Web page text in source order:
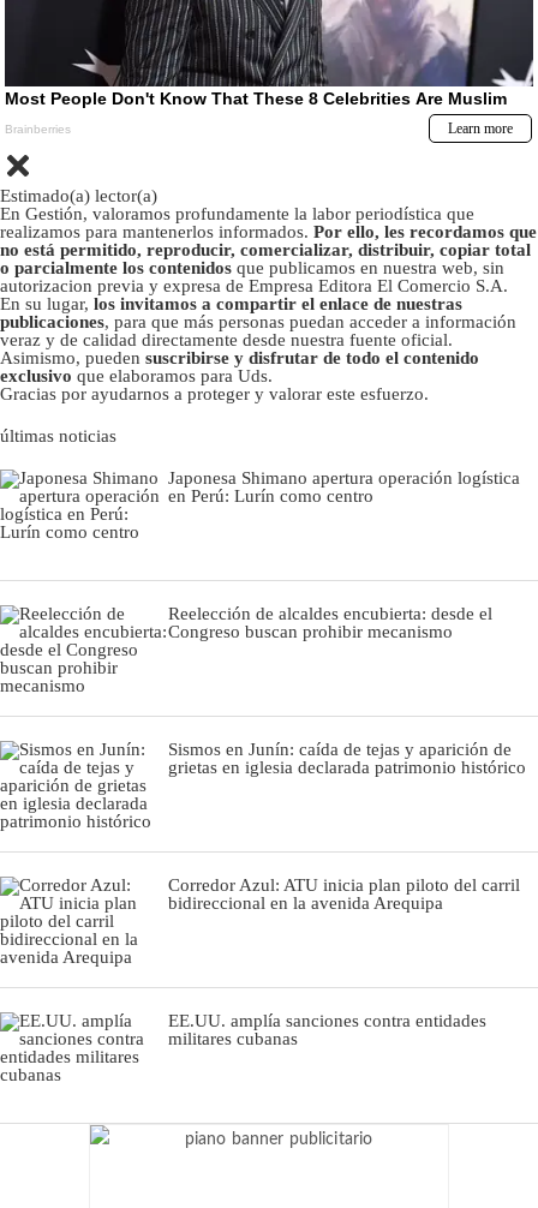
Estimado(a) lector(a)
En Gestión, valoramos profundamente la labor periodística que
realizamos para mantenerlos informados. Por ello, les recordamos que
no está permitido, reproducir, comercializar, distribuir, copiar total
o parcialmente los contenidos que publicamos en nuestra web, sin
autorizacion previa y expresa de Empresa Editora El Comercio S.A.
En su lugar, los invitamos a compartir el enlace de nuestras
publicaciones, para que más personas puedan acceder a información
veraz y de calidad directamente desde nuestra fuente oficial.
Asimismo, pueden suscribirse y disfrutar de todo el contenido
exclusivo que elaboramos para Uds.
Gracias por ayudarnos a proteger y valorar este esfuerzo.
últimas noticias
Japonesa Shimano apertura operación logística
en Perú: Lurín como centro
Reelección de alcaldes encubierta: desde el
Congreso buscan prohibir mecanismo
Sismos en Junín: caída de tejas y aparición de
grietas en iglesia declarada patrimonio histórico
Corredor Azul: ATU inicia plan piloto del carril
bidireccional en la avenida Arequipa
EE.UU. amplía sanciones contra entidades
militares cubanas